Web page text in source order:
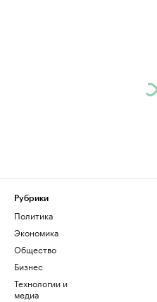
Рубрики
Политика
Экономика
Общество
Бизнес
Технологии и
медиа